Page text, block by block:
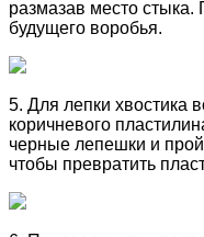
размазав место стыка.
будущего воробья.
5. Для лепки хвостика
коричневого
черные лепешки и
чтобы превратить